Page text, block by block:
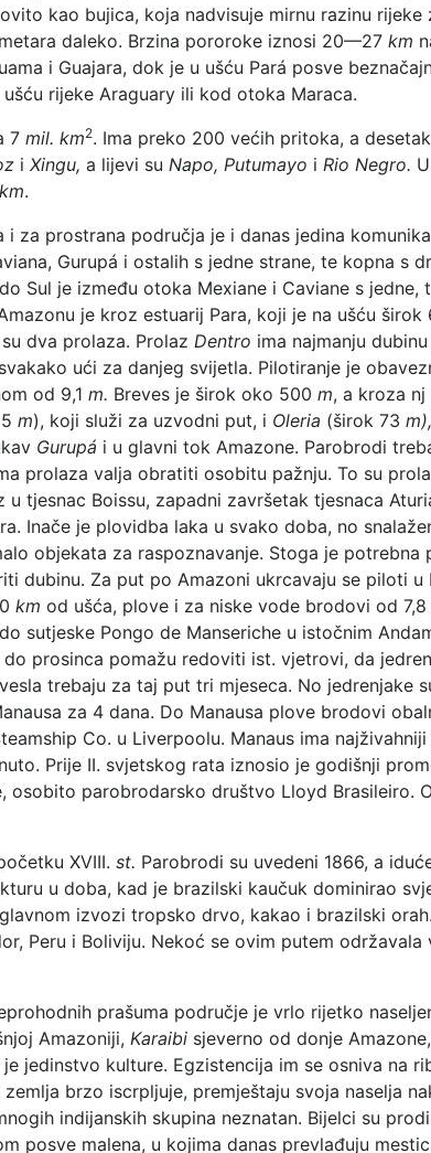
kao bujica, koja nadvisuje mirnu razinu
daleko. Brzina pororoke iznosi 20—27 km
i Guajara, dok je u ušću Pará posve
rijeke Araguary ili kod otoka Maraca.
7 mil. km2. Ima preko 200 većih pritoka, a
i Xingu, a lijevi su Napo, Putumayo i Rio Negro.
km.
za prostrana područja je i danas jedina
Gurupá i ostalih s jedne strane, te kopna s
Sul je između otoka Mexiane i Caviane s
je kroz estuarij Para, koji je na ušću širok
dva prolaza. Prolaz Dentro ima najmanju dubinu
ući za danjeg svijetla. Pilotiranje je
od 9,1 m. Breves je širok oko 500 m, a kroza
m), koji služi za uzvodni put, i Oleria (širok 73 m),
Gurupá i u glavni tok Amazone. Parobrodi
prolaza valja obratiti osobitu pažnju. To su
tjesnac Boissu, zapadni završetak tjesnaca
Inače je plovidba laka u svako doba, no
objekata za raspoznavanje. Stoga je potrebna
dubinu. Za put po Amazoni ukrcavaju se piloti
km od ušća, plove i za niske vode brodovi od 7,8
sutjeske Pongo de Manseriche u istočnim
prosinca pomažu redoviti ist. vjetrovi, da
trebaju za taj put tri mjeseca. No jedrenjake
za 4 dana. Do Manausa plove brodovi
Co. u Liverpoolu. Manaus ima
Prije II. svjetskog rata iznosio je godišnji
parobrodarsko društvo Lloyd Brasileiro.
XVIII. st. Parobrodi su uvedeni 1866, a
u doba, kad je brazilski kaučuk dominirao
izvozi tropsko drvo, kakao i brazilski
Peru i Boliviju. Nekoć se ovim putem
prašuma područje je vrlo rijetko
Amazoniji, Karaibi sjeverno od donje Amazone,
jedinstvo kulture. Egzistencija im se osniva na
brzo iscrpljuje, premještaju svoja naselja
indijanskih skupina neznatan. Bijelci su
posve malena, u kojima danas prevlađuju